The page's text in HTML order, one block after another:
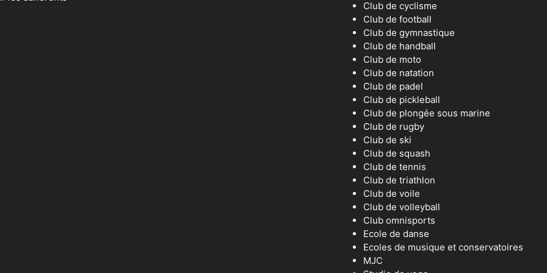
Club de cyclisme
Club de football
Club de gymnastique
Club de handball
Club de moto
Club de natation
Club de padel
Club de pickleball
Club de plongée sous marine
Club de rugby
Club de ski
Club de squash
Club de tennis
Club de triathlon
Club de voile
Club de volleyball
Club omnisports
Ecole de danse
Ecoles de musique et conservatoires
MJC